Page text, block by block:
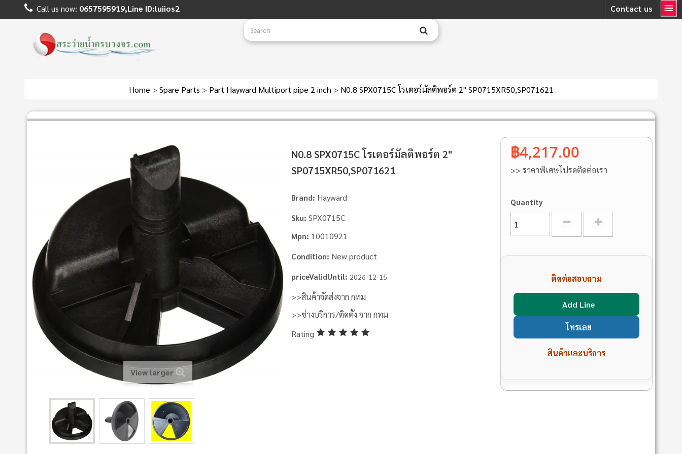
Contact us
Call us now: 0657595919,Line ID:luiios2
Home > Spare Parts > Part Hayward Multiport pipe 2 inch > N0.8 SPX0715C โรเตอร์มัลติพอร์ต 2" SP0715XR50,SP071621
View larger
N0.8 SPX0715C โรเตอร์มัลติพอร์ต 2"
SP0715XR50,SP071621
Brand: Hayward
Sku: SPX0715C
Mpn: 10010921
Condition: New product
priceValidUntil: 2026-12-15
>>สินค้าจัดส่งจาก กทม
>>ช่างบริการ/ติดตั้ง จาก กทม
Rating
฿4,217.00
>> ราคาพิเศษโปรดติดต่อเรา
Quantity
ติดต่อสอบถาม
Add Line
โทรเลย
สินค้าและบริการ